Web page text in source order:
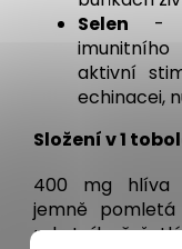
Selen -
aktivní
echinacei,
Složení v 1
400 mg hlíva
jemně
rakytník